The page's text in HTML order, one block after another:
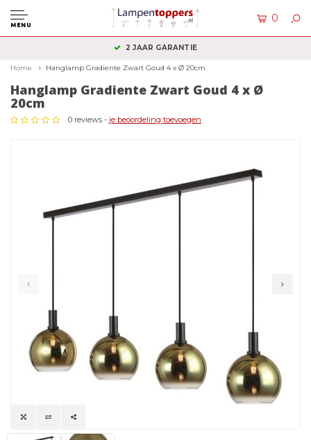
MENU
0
2 JAAR GARANTIE
Home Hanglamp Gradiente Zwart Goud 4 x Ø 20cm
Hanglamp Gradiente Zwart Goud 4 x Ø
20cm
0 reviews - je beoordeling toevoegen